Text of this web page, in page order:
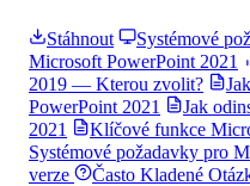
Stáhnout Systémové
Microsoft PowerPoint 2021
2019 — Kterou zvolit?
PowerPoint 2021
Jak
2021
Klíčové funkce
Systémové požadavky pro
verze
Často Kladené